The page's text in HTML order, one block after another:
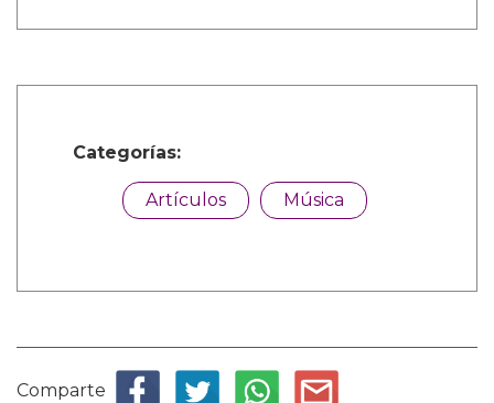
Categorías:
Artículos Música
Comparte